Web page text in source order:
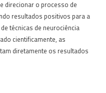
direcionar o processo de
resultados positivos para a
técnicas de neurociência
cientificamente, as
diretamente os resultados